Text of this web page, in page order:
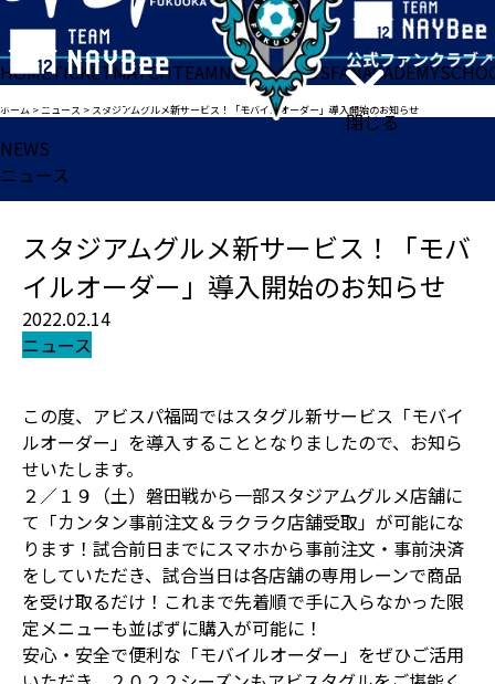
閉じる
HOMETICKETMATCHTEAMNEWSGOODSFANACADEMY
ホーム >ニュース > スタジアムグルメ新サービス！「モバイルオーダー」導入開始のお知らせ
NEWS
ニュース
スタジアムグルメ新サービス！「モバ
イルオーダー」導入開始のお知らせ
2022.02.14
ニュース
この度、アビスパ福岡ではスタグル新サービス「モバイ
ルオーダー」を導入することとなりましたので、お知ら
せいたします。
２／１９（土）磐田戦から一部スタジアムグルメ店舗に
て「カンタン事前注文＆ラクラク店舗受取」が可能にな
ります！試合前日までにスマホから事前注文・事前決済
をしていただき、試合当日は各店舗の専用レーンで商品
を受け取るだけ！これまで先着順で手に入らなかった限
定メニューも並ばずに購入が可能に！
安心・安全で便利な「モバイルオーダー」をぜひご活用